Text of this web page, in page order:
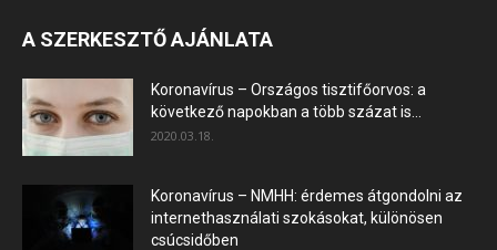
A SZERKESZTŐ AJÁNLATA
Koronavírus – Országos tisztifőorvos: a
következő napokban a több százat is...
2020.03.18.
Koronavírus – NMHH: érdemes átgondolni az
internethasználati szokásokat, különösen
csúcsidőben